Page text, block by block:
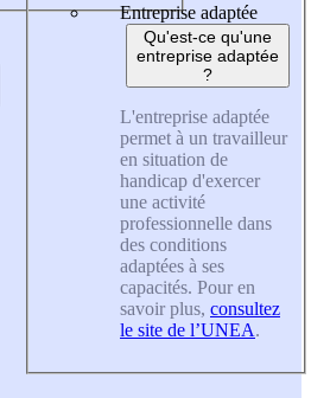
Entreprise adaptée
Qu'est-ce qu'une
entreprise adaptée
?
L'entreprise adaptée
permet à un travailleur
en situation de
handicap d'exercer
une activité
professionnelle dans
des conditions
adaptées à ses
capacités. Pour en
savoir plus, consultez
le site de l’UNEA.